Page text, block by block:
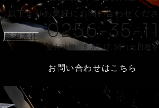
以下よりお気軽に
お問い合わせくだ
新潟本社 0256-35-
受付時間 8:30-17:30（土日祝を
お問い合わせはこちら